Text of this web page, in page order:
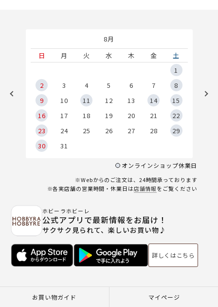
8月
日
月 火 水 木 金
土
1
2
3 4 5 6 7
8
9
10 11 12 13 14
15
16
17 18 19 20 21
22
23
24 25 26 27 28
29
30
31
オンラインショップ休業日
※Webからのご注文は、24時間承っております
※各実店舗の営業時間・休業日は店舗情報をご覧ください
ホビーラホビーレ
公式アプリで最新情報をお届け！
サクサク見られて、楽しいお買い物♪
詳しくはこちら
お買い物ガイド マイページ